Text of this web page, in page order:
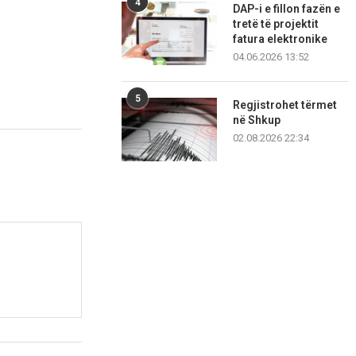
4
DAP-i e fillon fazën e
tretë të projektit
fatura elektronike
04.06.2026 13:52
5
Regjistrohet tërmet
në Shkup
02.08.2026 22:34